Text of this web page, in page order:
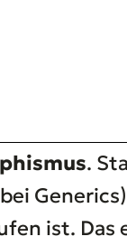
.
ist. Das